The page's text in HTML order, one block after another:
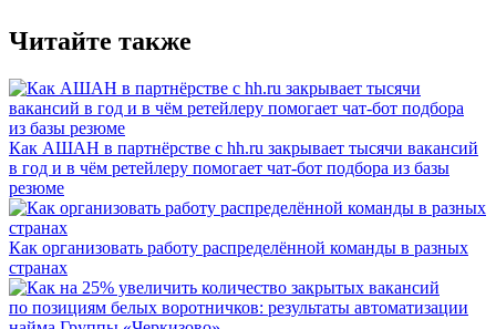
Читайте также
Как АШАН в партнёрстве с hh.ru закрывает тысячи вакансий
в год и в чём ретейлеру помогает чат-бот подбора из базы
резюме
Как организовать работу распределённой команды в разных
странах